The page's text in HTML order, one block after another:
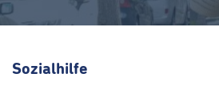
Sozialhilfe